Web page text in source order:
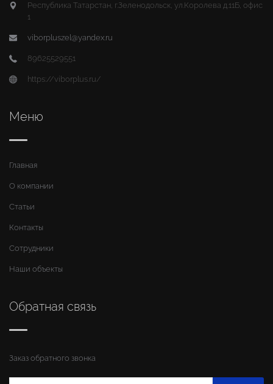
Республика Татарстан, г.Зеленодольск, ул.Королева д.11Б, офис
1
viborpluszel@yandex.ru
89625529551
https://viborplus.ru/
Меню
Главная
О компании
Статьи
Контакты
Сотрудники
Наши объекты
Обратная связь
Заказ обратного звонка